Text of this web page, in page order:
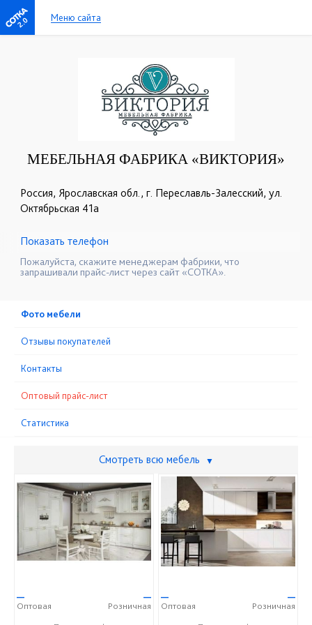
2.0 Меню сайта
МЕБЕЛЬНАЯ ФАБРИКА «ВИКТОРИЯ»
Россия, Ярославская обл., г. Переславль-Залесский, ул.
Октябрьская 41а
☎+7 (905) 139-00-34
Показать телефон
Пожалуйста, скажите менеджерам фабрики, что
запрашивали прайс-лист через сайт «СОТКА».
Фото мебели
Отзывы покупателей
Контакты
Оптовый прайс-лист
Статистика
Смотреть всю мебель ▼
—
Оптовая
—
Розничная
—
Оптовая
—
Розничная